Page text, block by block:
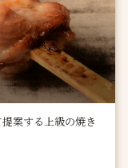
案する上級の焼き